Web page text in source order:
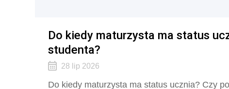
Do kiedy maturzysta ma status
studenta?
28 lip 2026
Do kiedy maturzysta ma status ucznia? Czy